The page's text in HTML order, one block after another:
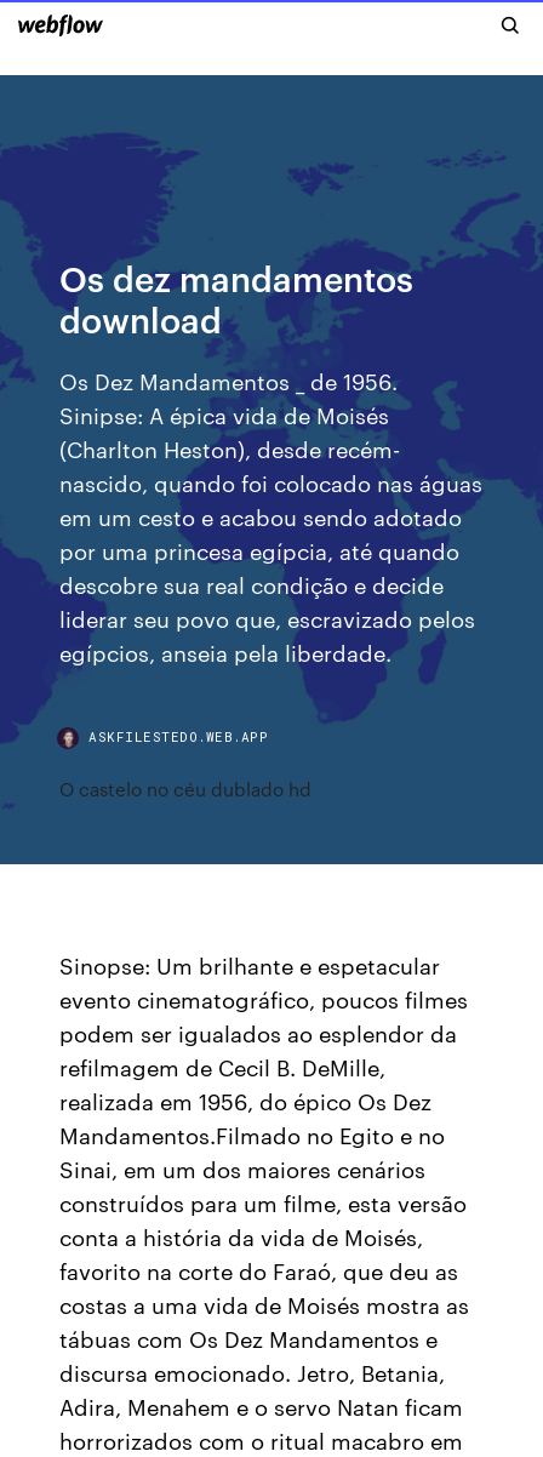
Os dez mandamentos
download
Os Dez Mandamentos _ de 1956.
Sinipse: A épica vida de Moisés
(Charlton Heston), desde recém-
nascido, quando foi colocado nas águas
em um cesto e acabou sendo adotado
por uma princesa egípcia, até quando
descobre sua real condição e decide
liderar seu povo que, escravizado pelos
egípcios, anseia pela liberdade.
ASKFILESTEDO.WEB.APP
O castelo no céu dublado hd
Sinopse: Um brilhante e espetacular
evento cinematográfico, poucos filmes
podem ser igualados ao esplendor da
refilmagem de Cecil B. DeMille,
realizada em 1956, do épico Os Dez
Mandamentos.Filmado no Egito e no
Sinai, em um dos maiores cenários
construídos para um filme, esta versão
conta a história da vida de Moisés,
favorito na corte do Faraó, que deu as
costas a uma vida de Moisés mostra as
tábuas com Os Dez Mandamentos e
discursa emocionado. Jetro, Betania,
Adira, Menahem e o servo Natan ficam
horrorizados com o ritual macabro em